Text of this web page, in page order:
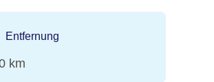
Entfernung
km